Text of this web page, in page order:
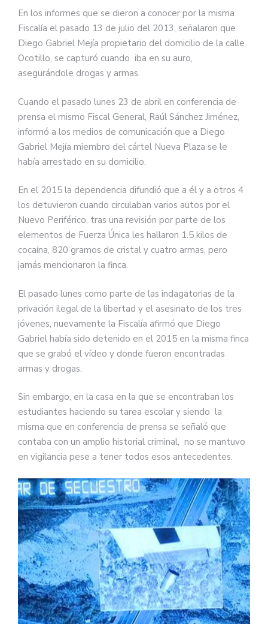
En los informes que se dieron a conocer por la misma
Fiscalía el pasado 13 de julio del 2013, señalaron que
Diego Gabriel Mejía propietario del domicilio de la calle
Ocotillo, se capturó cuando iba en su auro,
asegurándole drogas y armas.
Cuando el pasado lunes 23 de abril en conferencia de
prensa el mismo Fiscal General, Raúl Sánchez Jiménez,
informó a los medios de comunicación que a Diego
Gabriel Mejía miembro del cártel Nueva Plaza se le
había arrestado en su domicilio.
En el 2015 la dependencia difundió que a él y a otros 4
los detuvieron cuando circulaban varios autos por el
Nuevo Periférico, tras una revisión por parte de los
elementos de Fuerza Única les hallaron 1.5 kilos de
cocaína, 820 gramos de cristal y cuatro armas, pero
jamás mencionaron la finca.
El pasado lunes como parte de las indagatorias de la
privación ilegal de la libertad y el asesinato de los tres
jóvenes, nuevamente la Fiscalía afirmó que Diego
Gabriel había sido detenido en el 2015 en la misma finca
que se grabó el vídeo y donde fueron encontradas
armas y drogas.
Sin embargo, en la casa en la que se encontraban los
estudiantes haciendo su tarea escolar y siendo la
misma que en conferencia de prensa se señaló que
contaba con un amplio historial criminal, no se mantuvo
en vigilancia pese a tener todos esos antecedentes.